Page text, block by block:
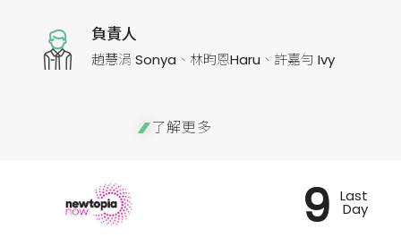
負責人
趙慧涓 Sonya、林昀恩Haru、許嘉勻 Ivy
了解更多
9 Last
Day